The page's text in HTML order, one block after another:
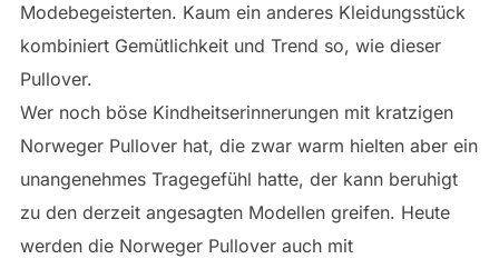
Modebegeisterten. Kaum ein anderes Kleidungsstück
kombiniert Gemütlichkeit und Trend so, wie dieser
Pullover.
Wer noch böse Kindheitserinnerungen mit kratzigen
Norweger Pullover hat, die zwar warm hielten aber ein
unangenehmes Tragegefühl hatte, der kann beruhigt
zu den derzeit angesagten Modellen greifen. Heute
werden die Norweger Pullover auch mit